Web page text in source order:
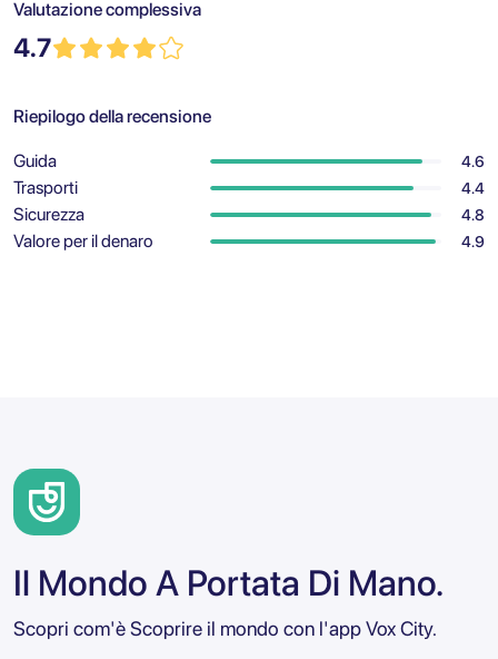
Valutazione complessiva
4.7
Riepilogo della recensione
Guida 4.6
Trasporti 4.4
Sicurezza 4.8
Valore per il denaro 4.9
Il Mondo A Portata Di Mano.
Scopri com'è Scoprire il mondo con l'app Vox City.